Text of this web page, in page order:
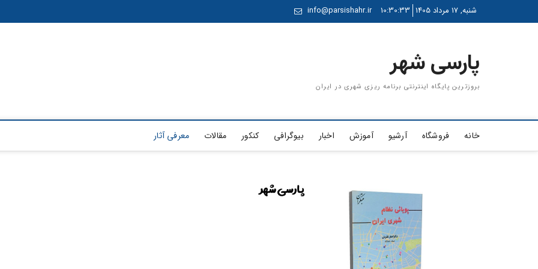
to
شنبه, 17 مرداد 1405 10:30:33
info@parsishahr.ir
پارسی شهر
بروزترین پایگاه اینترنتی برنامه ریزی شهری در ایران
خانه فروشگاه آرشیو آموزش اخبار بیوگرافی کنکور مقالات معرفی آثار